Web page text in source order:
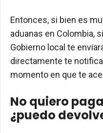
Entonces, si bien es
aduanas en Colombia,
Gobierno local te
directamente te
momento en que te
No quiero
¿puedo